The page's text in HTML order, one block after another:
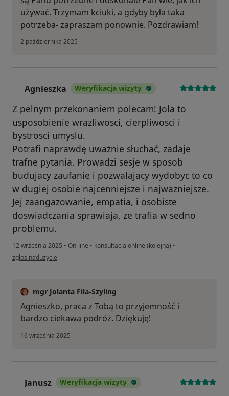
używać. Trzymam kciuki, a gdyby była taka
potrzeba- zapraszam ponownie. Pozdrawiam!
2 października 2025
Agnieszka Weryfikacja wizyty
Z pelnym przekonaniem polecam! Jola to
usposobienie wrazliwosci, cierpliwosci i
bystrosci umyslu.
Potrafi naprawdę uważnie słuchać, zadaje
trafne pytania. Prowadzi sesje w sposob
budujacy zaufanie i pozwalajacy wydobyc to co
w dugiej osobie najcenniejsze i najwazniejsze.
Jej zaangazowanie, empatia, i osobiste
doswiadczania sprawiaja, ze trafia w sedno
problemu.
12 września 2025 • On-line • konsultacja online (kolejna) •
w opinii użytkownika Agnieszka
zgłoś nadużycie
mgr Jolanta Fila-Szyling
Agnieszko, praca z Tobą to przyjemność i
bardzo ciekawa podróż. Dziękuję!
16 września 2025
Janusz Weryfikacja wizyty